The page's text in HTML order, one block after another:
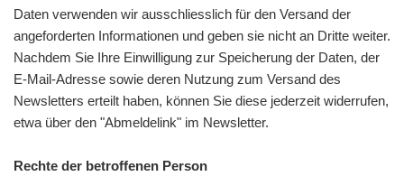
Daten verwenden wir ausschliesslich für den Versand der
angeforderten Informationen und geben sie nicht an Dritte weiter.
Nachdem Sie Ihre Einwilligung zur Speicherung der Daten, der
E-Mail-Adresse sowie deren Nutzung zum Versand des
Newsletters erteilt haben, können Sie diese jederzeit widerrufen,
etwa über den "Abmeldelink" im Newsletter.
Rechte der betroffenen Person